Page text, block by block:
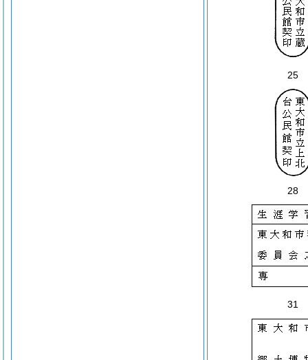
25
28
31